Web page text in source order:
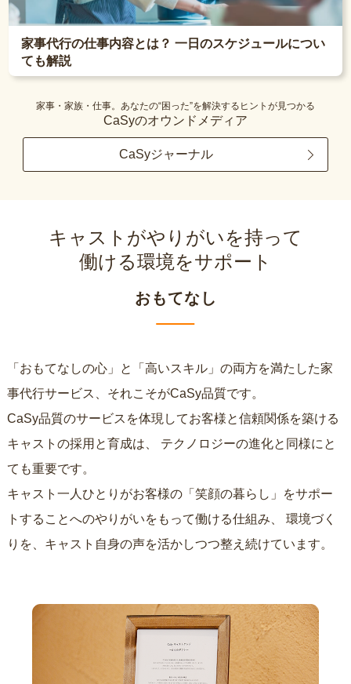
家事代行の仕事内容とは？ 一日のスケジュールについ
ても解説
家事・家族・仕事。あなたの“困った”を解決するヒントが見つかる
CaSyのオウンドメディア
CaSyジャーナル
キャストがやりがいを持って
働ける環境をサポート
おもてなし
「おもてなしの心」と「高いスキル」の両方を満たした家
事代行サービス、それこそがCaSy品質です。
CaSy品質のサービスを体現してお客様と信頼関係を築ける
キャストの採用と育成は、
ても重要です。
キャスト一人ひとりがお客様の「笑顔の暮らし」をサポー
トすることへのやりがいをもって働ける仕組み、
りを、キャスト自身の声を活かしつつ整え続けています。